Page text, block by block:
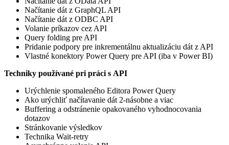
Načítanie dát z GraphQL API
Načítanie dát z ODBC API
Volanie príkazov cez API
Query folding pre API
Pridanie podpory pre inkrementálnu aktualizáciu dát z API
Vlastné konektory Power Query pre API (iba v Power BI)
Techniky používané pri práci s API
Urýchlenie spomaleného Editora Power Query
Ako urýchliť načítavanie dát 2-násobne a viac
Buffering a odstránenie opakovaného vyhodnocovania
dotazov
Stránkovanie výsledkov
Technika Wait-retry